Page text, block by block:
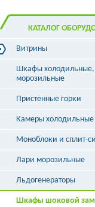
КАТАЛОГ
Витрины
Витрины
Витрины
Витрины
Витрины угловые
Витрины «рыба на
Шкафы холодильные,
морозильные
Пристенные горки
Камеры холодильные
Моноблоки и сплит-
Лари морозильные
Льдогенераторы
Шкафы шоковой